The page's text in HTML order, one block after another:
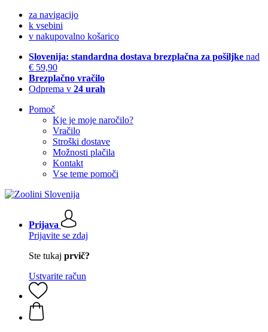
za navigacijo
k vsebini
v nakupovalno košarico
Slovenija: standardna dostava brezplačna za pošiljke nad
€ 59,90
Brezplačno vračilo
Odprema v 24 urah
Pomoč
Kje je moje naročilo?
Vračilo
Stroški dostave
Možnosti plačila
Kontakt
Vse teme pomoči
Prijava
Prijavite se zdaj
Ste tukaj prvič?
Ustvarite račun